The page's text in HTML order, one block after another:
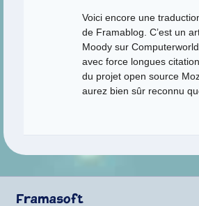
Voici encore une
de Framablog. C’est un
Moody sur
avec force longues
du projet open source
aurez bien sûr reconnu
Framasoft